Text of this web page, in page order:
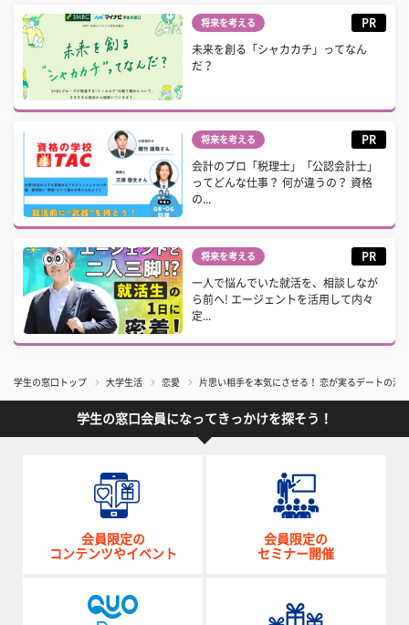
将来を考える PR
未来を創る「シャカカチ」ってなん
だ？
将来を考える PR
会計のプロ「税理士」「公認会計士」
ってどんな仕事？ 何が違うの？ 資格
の...
将来を考える PR
一人で悩んでいた就活を、相談しなが
ら前へ! エージェントを活用して内々
定...
学生の窓口トップ 大学生活 恋愛 片思い相手を本気にさせる！ 恋が実るデートの演
学生の窓口会員になってきっかけを探そう！
会員限定の
コンテンツやイベント
会員限定の
セミナー開催